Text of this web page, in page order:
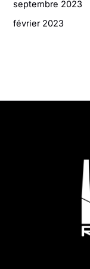
septembre 2023
février 2023